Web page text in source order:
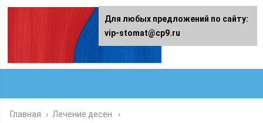
Главная › Лечение десен
Для любых предложений по сайту:
vip-stomat@cp9.ru